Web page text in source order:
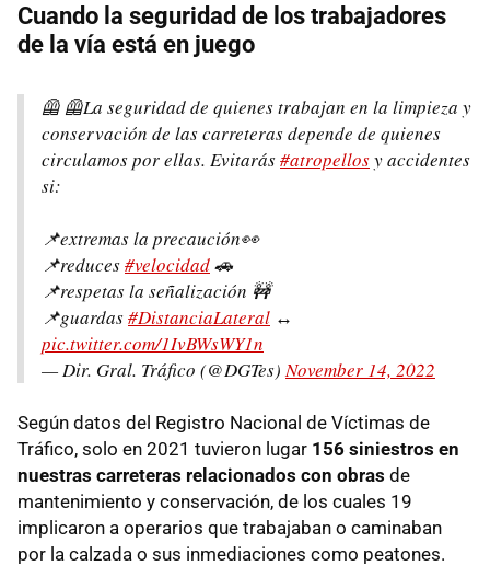
Cuando la seguridad de los trabajadores
de la vía está en juego
🦺 🦺La seguridad de quienes trabajan en la limpieza y
conservación de las carreteras depende de quienes
circulamos por ellas. Evitarás#atropellosy accidentes
si:
📌extremas la precaución👀
📌reduces#velocidad🚗
📌respetas la señalización 🚧
📌guardas#DistanciaLateral ↔️
pic.twitter.com/1IvBWsWY1n
— Dir. Gral. Tráfico (@DGTes)November 14, 2022
Según datos del Registro Nacional de Víctimas de
Tráfico, solo en 2021 tuvieron lugar 156 siniestros en
nuestras carreteras relacionados con obras de
mantenimiento y conservación, de los cuales 19
implicaron a operarios que trabajaban o caminaban
por la calzada o sus inmediaciones como peatones.